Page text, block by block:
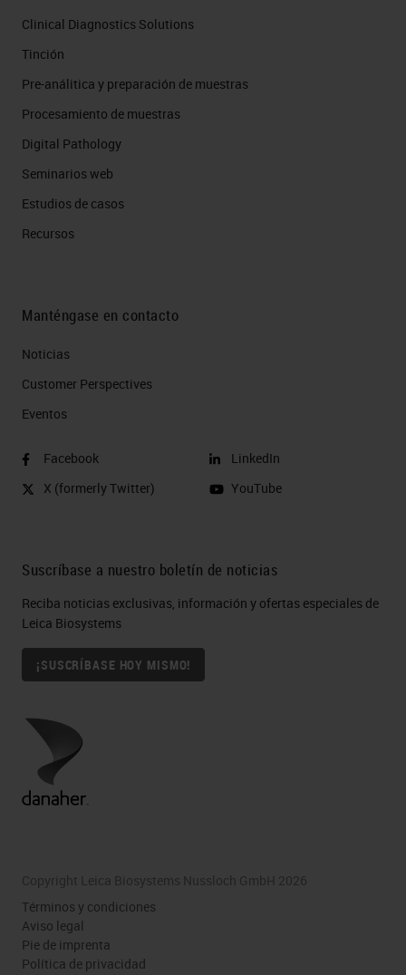
Clinical Diagnostics Solutions
Tinción
Pre-análitica y preparación de muestras
Procesamiento de muestras
Digital Pathology
Seminarios web
Estudios de casos
Recursos
Manténgase en contacto
Noticias
Customer Perspectives​
Eventos
Facebook
X (formerly Twitter)
LinkedIn
YouTube
Suscríbase a nuestro boletín de noticias
Reciba noticias exclusivas, información y ofertas especiales de
Leica Biosystems
¡SUSCRÍBASE HOY MISMO!
Copyright Leica Biosystems Nussloch GmbH 2026
Términos y condiciones
Aviso legal
Pie de imprenta
Política de privacidad